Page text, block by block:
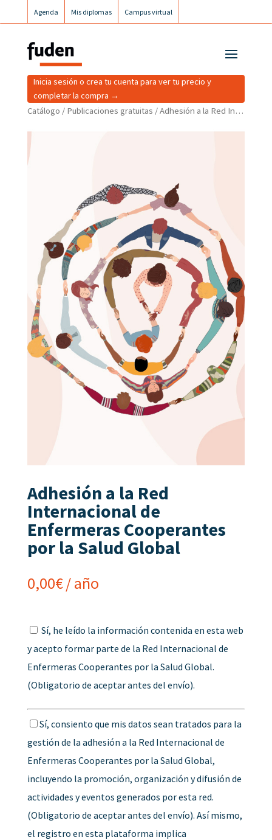
Agenda Mis diplomas Campus virtual
Catálogo / Publicaciones gratuitas / Adhesión a la Red Internacional de Enfermeras Cooperantes por la Salud Global
Inicia sesión o crea tu cuenta para ver tu precio y
completar la compra →
Adhesión a la Red
Internacional de
Enfermeras Cooperantes
por la Salud Global
0,00€/ año
Sí, he leído la información contenida en esta web
y acepto formar parte de la Red Internacional de
Enfermeras Cooperantes por la Salud Global.
(Obligatorio de aceptar antes del envío).
Sí, consiento que mis datos sean tratados para la
gestión de la adhesión a la Red Internacional de
Enfermeras Cooperantes por la Salud Global,
incluyendo la promoción, organización y difusión de
actividades y eventos generados por esta red.
(Obligatorio de aceptar antes del envío). Así mismo,
el registro en esta plataforma implica